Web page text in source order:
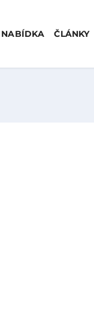
NABÍDKA ČLÁNKY